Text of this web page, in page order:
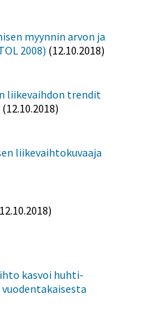
myynnin arvon ja
2008) (12.10.2018)
liikevaihdon trendit
(12.10.2018)
liikevaihtokuvaaja
kasvoi huhti-